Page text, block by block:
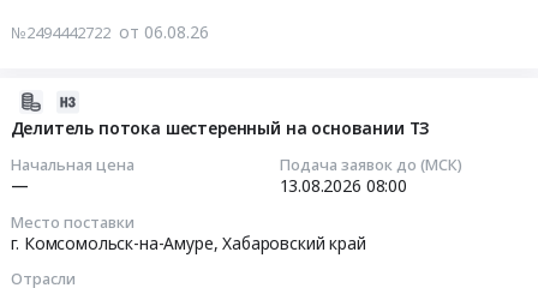
№2494442722 от 06.08.26
Делитель потока шестеренный на основании ТЗ
Начальная цена
—
Подача заявок до (МСК)
13.08.2026 08:00
Место поставки
г. Комсомольск-на-Амуре,Хабаровский край
Отрасли